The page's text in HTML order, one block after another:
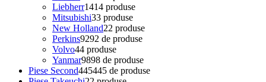
Liebherr1414 produse
Mitsubishi33 produse
New Holland22 produse
Perkins9292 de produse
Volvo44 produse
Yanmar9898 de produse
Piese Second445445 de produse